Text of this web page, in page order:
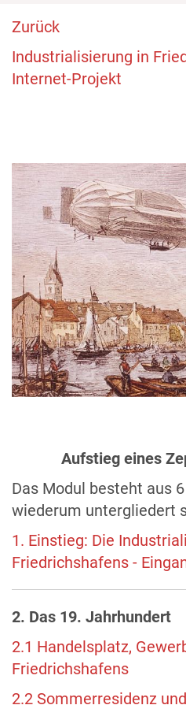
Zurück
Industrialisierung in
Internet-Projekt
Aufstieg eines
Das Modul besteht aus
wiederum untergliedert
1. Einstieg: Die
Friedrichshafens -
2. Das 19. Jahrhundert
2.1 Handelsplatz,
Friedrichshafens
2.2 Sommerresidenz